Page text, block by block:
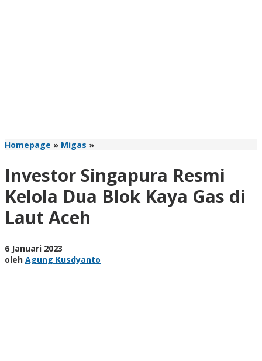
Homepage » Migas »Investor
Resmi
Kelola
Dua
Blok
Aceh
Investor Singapura Resmi
Kelola Dua Blok Kaya Gas di
Laut Aceh
6 Januari 2023
Agung
oleh Agung Kusdyanto